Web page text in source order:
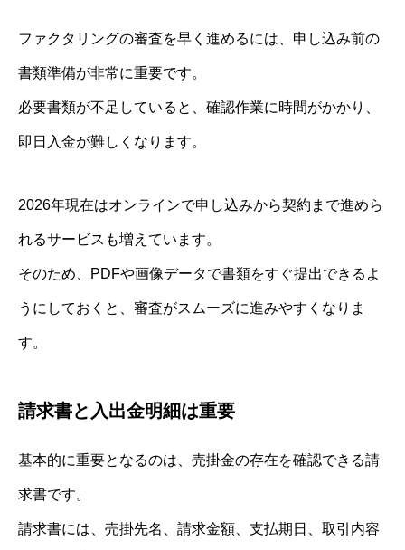
ファクタリングの審査を早く進めるには、申し込み前の
書類準備が非常に重要です。
必要書類が不足していると、確認作業に時間がかかり、
即日入金が難しくなります。
2026年現在はオンラインで申し込みから契約まで進めら
れるサービスも増えています。
そのため、PDFや画像データで書類をすぐ提出できるよ
うにしておくと、審査がスムーズに進みやすくなりま
す。
請求書と入出金明細は重要
基本的に重要となるのは、売掛金の存在を確認できる請
求書です。
請求書には、売掛先名、請求金額、支払期日、取引内容